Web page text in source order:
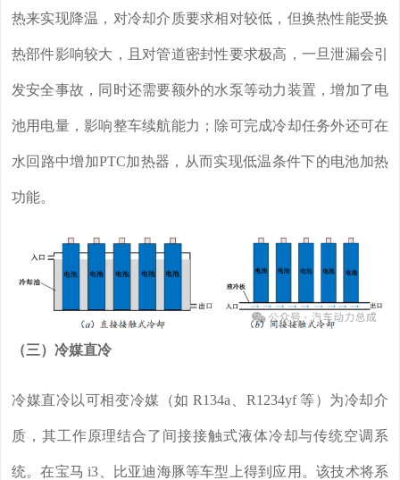
热来实现降温，对冷却介质要求相对较低，但换热性能受换
热部件影响较大，且对管道密封性要求极高，一旦泄漏会引
发安全事故，同时还需要额外的水泵等动力装置，增加了电
池用电量，影响整车续航能力；除可完成冷却任务外还可在
水回路中增加PTC加热器，从而实现低温条件下的电池加热
功能。
（三）冷媒直冷
冷媒直冷以可相变冷媒（如 R134a、R1234yf 等）为冷却介
质，其工作原理结合了间接接触式液体冷却与传统空调系
统。在宝马 i3、比亚迪海豚等车型上得到应用。该技术将系